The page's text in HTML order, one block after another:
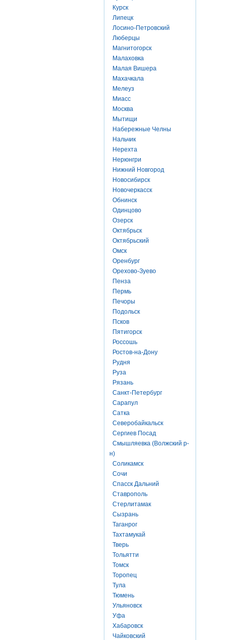
Курск
Липецк
Лосино-Петровский
Люберцы
Магнитогорск
Малаховка
Малая Вишера
Махачкала
Мелеуз
Миасс
Москва
Мытищи
Набережные Челны
Нальчик
Нерехта
Нерюнгри
Нижний Новгород
Новосибирск
Новочеркасск
Обнинск
Одинцово
Озерск
Октябрьск
Октябрьский
Омск
Оренбург
Орехово-Зуево
Пенза
Пермь
Печоры
Подольск
Псков
Пятигорск
Россошь
Ростов-на-Дону
Рудня
Руза
Рязань
Санкт-Петербург
Сарапул
Сатка
Северобайкальск
Сергиев Посад
Смышляевка (Волжский р-
н)
Соликамск
Сочи
Спасск Дальний
Ставрополь
Стерлитамак
Сызрань
Таганрог
Тахтамукай
Тверь
Тольятти
Томск
Торопец
Тула
Тюмень
Ульяновск
Уфа
Хабаровск
Чайковский